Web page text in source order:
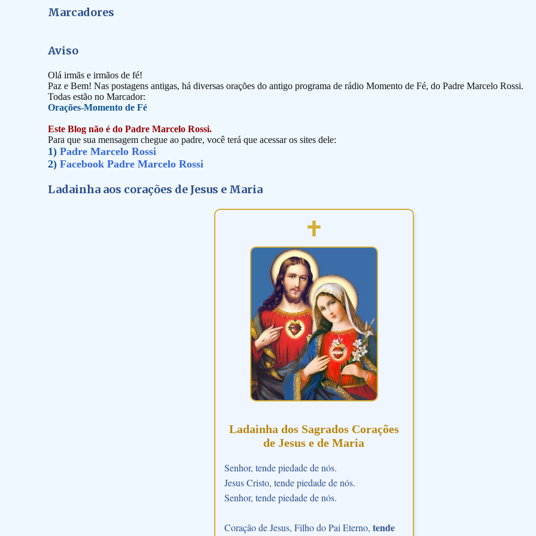
Marcadores
Aviso
Olá irmãs e irmãos de fé!
Paz e Bem! Nas postagens antigas, há diversas orações do antigo programa de rádio Momento de Fé, do Padre Marcelo Rossi.
Todas estão no Marcador:
Orações-Momento de Fé
Este Blog não é do Padre Marcelo Rossi.
Para que sua mensagem chegue ao padre, você terá que acessar os sites dele:
1) Padre Marcelo Rossi
2) Facebook Padre Marcelo Rossi
Ladainha aos corações de Jesus e Maria
Ladainha dos Sagrados Corações
de Jesus e de Maria
Senhor, tende piedade de nós.
Jesus Cristo, tende piedade de nós.
Senhor, tende piedade de nós.
Coração de Jesus, Filho do Pai Eterno, tende